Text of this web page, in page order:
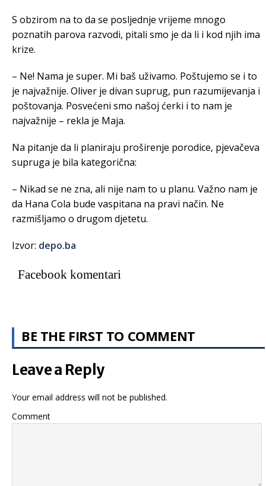
S obzirom na to da se posljednje vrijeme mnogo
poznatih parova razvodi, pitali smo je da li i kod njih ima
krize.
– Ne! Nama je super. Mi baš uživamo. Poštujemo se i to
je najvažnije. Oliver je divan suprug, pun razumijevanja i
poštovanja. Posvećeni smo našoj ćerki i to nam je
najvažnije – rekla je Maja.
Na pitanje da li planiraju proširenje porodice, pjevačeva
supruga je bila kategorična:
– Nikad se ne zna, ali nije nam to u planu. Važno nam je
da Hana Cola bude vaspitana na pravi način. Ne
razmišljamo o drugom djetetu.
Izvor: depo.ba
Facebook komentari
BE THE FIRST TO COMMENT
Leave a Reply
Your email address will not be published.
Comment